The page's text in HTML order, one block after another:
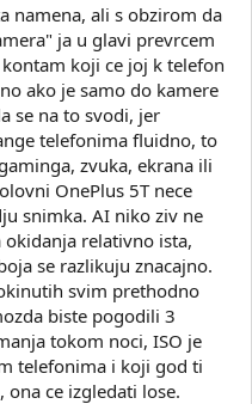
namena, ali s obzirom da
ja u glavi prevrcem
koji ce joj k telefon
ako je samo do kamere
se na to svodi, jer
telefonima fluidno, to
zvuka, ekrana ili
OnePlus 5T nece
snimka. AI niko ziv ne
relativno ista,
se razlikuju znacajno.
svim prethodno
biste pogodili 3
tokom noci, ISO je
telefonima i koji god ti
ce izgledati lose.